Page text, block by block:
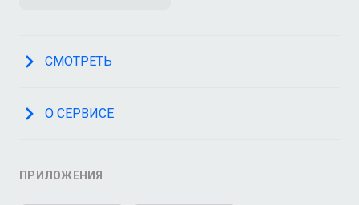
СМОТРЕТЬ
О СЕРВИСЕ
ПРИЛОЖЕНИЯ